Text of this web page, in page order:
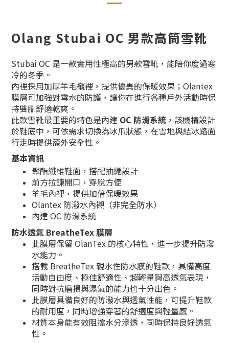
Olang Stubai OC 男款高筒雪靴
Stubai OC 是一款實用性極高的男款雪靴，能陪你度過寒
冷的冬季。
內裡採用加厚羊毛襯裡，提供優異的保暖效果；Olantex
膜層可加強對雪水的防護，讓你在進行各種戶外活動時保
持雙腳舒適乾爽。
此款雪靴最重要的特色是內建 OC 防滑系統 ，該機構設計
於鞋底中，可依需求切換為冰爪狀態，在雪地與結冰路面
行走時提供額外安全性。
基本資訊
聚酯纖維鞋面，搭配抽繩設計
前方拉鍊開口，穿脫方便
羊毛內裡，提供加倍保暖效果
Olantex 防潑水內襯（非完全防水）
內建 OC 防滑系統
防水透氣 BreatheTex 膜層
此膜層保留 OlanTex 的核心特性，進一步提升防潑
水能力。
搭載 BreatheTex 親水性防水膜的鞋款，具備高度
活動自由度、極佳舒適性、超輕量與高透氣表現，
同時對抗磨損與濕氣的能力也十分出色。
此膜層具備良好的防潑水與透氣性能，可提升鞋款
的耐用度，同時增強穿著的舒適度與輕量感。
材質本身能有效阻擋水分滲透，同時保持良好透氣
性。